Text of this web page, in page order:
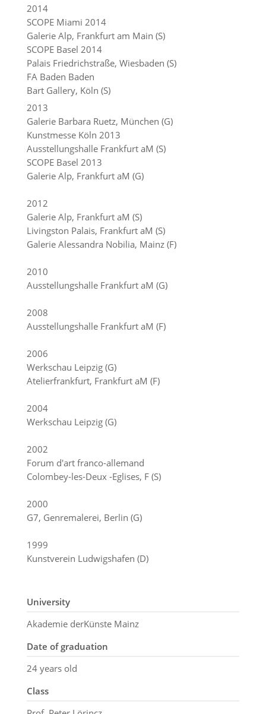
2014
SCOPE Miami 2014
Galerie Alp, Frankfurt am Main (S)
SCOPE Basel 2014
Palais Friedrichstraße, Wiesbaden (S)
FA Baden Baden
Bart Gallery, Köln (S)
2013
Galerie Barbara Ruetz, München (G)
Kunstmesse Köln 2013
Ausstellungshalle Frankfurt aM (S)
SCOPE Basel 2013
Galerie Alp, Frankfurt aM (G)
2012
Galerie Alp, Frankfurt aM (S)
Livingston Palais, Frankfurt aM (S)
Galerie Alessandra Nobilia, Mainz (F)
2010
Ausstellungshalle Frankfurt aM (G)
2008
Ausstellungshalle Frankfurt aM (F)
2006
Werkschau Leipzig (G)
Atelierfrankfurt, Frankfurt aM (F)
2004
Werkschau Leipzig (G)
2002
Forum d'art franco-allemand
Colombey-les-Deux -Eglises, F (S)
2000
G7, Genremalerei, Berlin (G)
1999
Kunstverein Ludwigshafen (D)
University
Akademie derKünste Mainz
Date of graduation
24 years old
Class